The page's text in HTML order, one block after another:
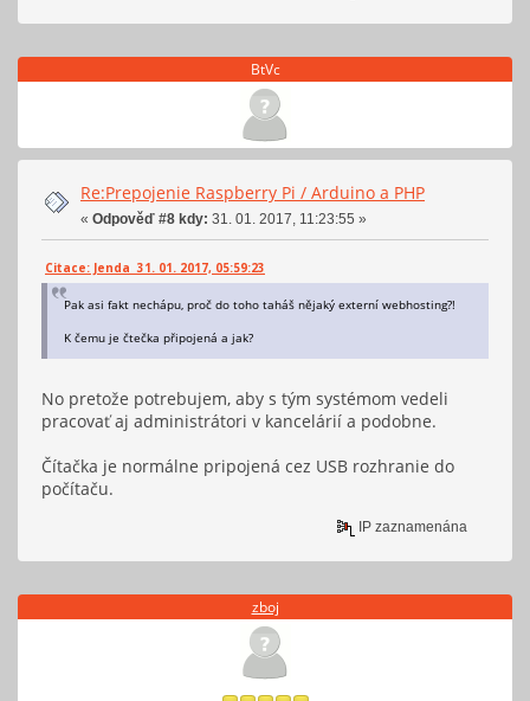
BtVc
Re:Prepojenie Raspberry Pi / Arduino a PHP
« Odpověď #8 kdy: 31. 01. 2017, 11:23:55 »
Citace: Jenda 31. 01. 2017, 05:59:23
Pak asi fakt nechápu, proč do toho taháš nějaký externí webhosting?!
K čemu je čtečka připojená a jak?
No pretože potrebujem, aby s tým systémom vedeli
pracovať aj administrátori v kancelárií a podobne.
Čítačka je normálne pripojená cez USB rozhranie do
počítaču.
IP zaznamenána
zboj